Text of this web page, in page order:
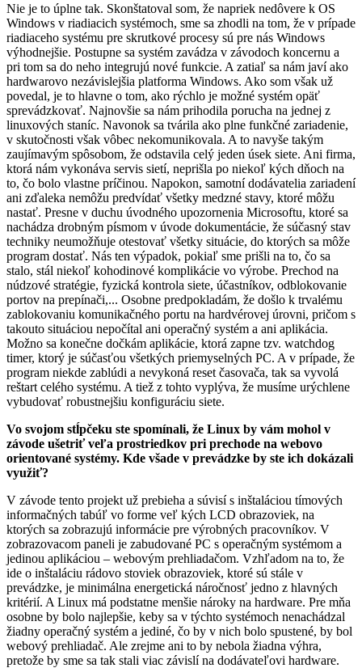
Nie je to úplne tak. Skonštatoval som, že napriek nedôvere k OS
Windows v riadiacich systémoch, sme sa zhodli na tom, že v prípade
riadiaceho systému pre skrutkové procesy sú pre nás Windows
výhodnejšie. Postupne sa systém zavádza v závodoch koncernu a
pri tom sa do neho integrujú nové funkcie. A zatiaľ sa nám javí ako
hardwarovo nezávislejšia platforma Windows. Ako som však už
povedal, je to hlavne o tom, ako rýchlo je možné systém opäť
sprevádzkovať. Najnovšie sa nám prihodila porucha na jednej z
linuxových staníc. Navonok sa tvárila ako plne funkčné zariadenie,
v skutočnosti však vôbec nekomunikovala. A to navyše takým
zaujímavým spôsobom, že odstavila celý jeden úsek siete. Ani firma,
ktorá nám vykonáva servis sietí, neprišla po niekoľ kých dňoch na
to, čo bolo vlastne príčinou. Napokon, samotní dodávatelia zariadení
ani zďaleka nemôžu predvídať všetky medzné stavy, ktoré môžu
nastať. Presne v duchu úvodného upozornenia Microsoftu, ktoré sa
nachádza drobným písmom v úvode dokumentácie, že súčasný stav
techniky neumožňuje otestovať všetky situácie, do ktorých sa môže
program dostať. Nás ten výpadok, pokiaľ sme prišli na to, čo sa
stalo, stál niekoľ kohodinové komplikácie vo výrobe. Prechod na
núdzové stratégie, fyzická kontrola siete, účastníkov, odblokovanie
portov na prepínači,... Osobne predpokladám, že došlo k trvalému
zablokovaniu komunikačného portu na hardvérovej úrovni, pričom s
takouto situáciou nepočítal ani operačný systém a ani aplikácia.
Možno sa konečne dočkám aplikácie, ktorá zapne tzv. watchdog
timer, ktorý je súčasťou všetkých priemyselných PC. A v prípade, že
program niekde zablúdi a nevykoná reset časovača, tak sa vyvolá
reštart celého systému. A tiež z tohto vyplýva, že musíme urýchlene
vybudovať robustnejšiu konfiguráciu siete.
Vo svojom stĺpčeku ste spomínali, že Linux by vám mohol v
závode ušetriť veľa prostriedkov pri prechode na webovo
orientované systémy. Kde všade v prevádzke by ste ich dokázali
využiť?
V závode tento projekt už prebieha a súvisí s inštaláciou tímových
informačných tabúľ vo forme veľ kých LCD obrazoviek, na
ktorých sa zobrazujú informácie pre výrobných pracovníkov. V
zobrazovacom paneli je zabudované PC s operačným systémom a
jedinou aplikáciou – webovým prehliadačom. Vzhľadom na to, že
ide o inštaláciu rádovo stoviek obrazoviek, ktoré sú stále v
prevádzke, je minimálna energetická náročnosť jedno z hlavných
kritérií. A Linux má podstatne menšie nároky na hardware. Pre mňa
osobne by bolo najlepšie, keby sa v týchto systémoch nenachádzal
žiadny operačný systém a jediné, čo by v nich bolo spustené, by bol
webový prehliadač. Ale zrejme ani to by nebola žiadna výhra,
pretože by sme sa tak stali viac závislí na dodávateľovi hardware.